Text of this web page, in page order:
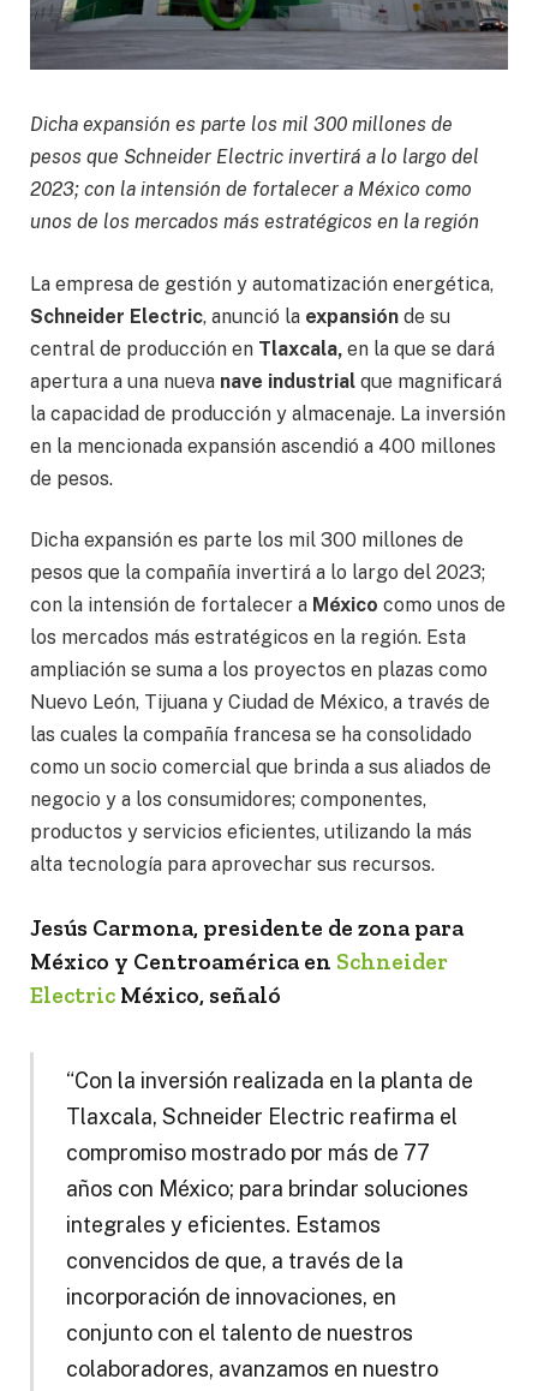
Dicha expansión es parte los mil 300 millones de
pesos que Schneider Electric invertirá a lo largo del
2023; con la intensión de fortalecer a México como
unos de los mercados más estratégicos en la región
La empresa de gestión y automatización energética,
Schneider Electric, anunció la expansión de su
central de producción en Tlaxcala, en la que se dará
apertura a una nueva nave industrial que magnificará
la capacidad de producción y almacenaje. La inversión
en la mencionada expansión ascendió a 400 millones
de pesos.
Dicha expansión es parte los mil 300 millones de
pesos que la compañía invertirá a lo largo del 2023;
con la intensión de fortalecer a México como unos de
los mercados más estratégicos en la región. Esta
ampliación se suma a los proyectos en plazas como
Nuevo León, Tijuana y Ciudad de México, a través de
las cuales la compañía francesa se ha consolidado
como un socio comercial que brinda a sus aliados de
negocio y a los consumidores; componentes,
productos y servicios eficientes, utilizando la más
alta tecnología para aprovechar sus recursos.
Jesús Carmona, presidente de zona para
México y Centroamérica en Schneider
Electric México, señaló
“Con la inversión realizada en la planta de
Tlaxcala, Schneider Electric reafirma el
compromiso mostrado por más de 77
años con México; para brindar soluciones
integrales y eficientes. Estamos
convencidos de que, a través de la
incorporación de innovaciones, en
conjunto con el talento de nuestros
colaboradores, avanzamos en nuestro